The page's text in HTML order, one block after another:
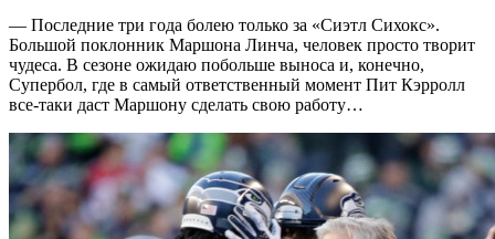
— Последние три года болею только за «Сиэтл Сихокс».
Большой поклонник Маршона Линча, человек просто творит
чудеса. В сезоне ожидаю побольше выноса и, конечно,
Супербол, где в самый ответственный момент Пит Кэрролл
все-таки даст Маршону сделать свою работу…